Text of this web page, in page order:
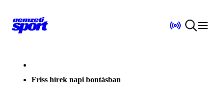
Friss hírek napi bontásban